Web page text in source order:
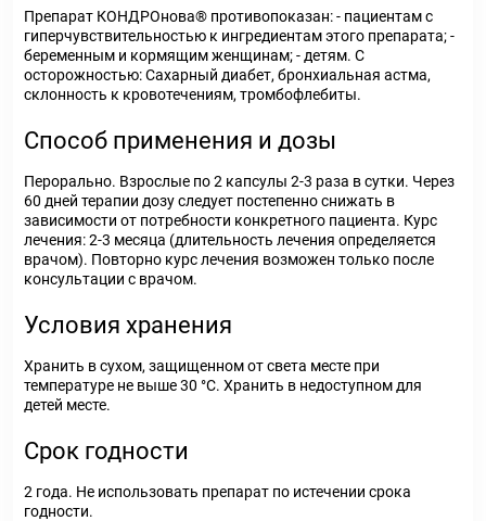
Препарат КОНДРОнова® противопоказан: - пациентам с
гиперчувствительностью к ингредиентам этого препарата; -
беременным и кормящим женщинам; - детям. С
осторожностью: Сахарный диабет, бронхиальная астма,
склонность к кровотечениям, тромбофлебиты.
Способ применения и дозы
Перорально. Взрослые по 2 капсулы 2-3 раза в сутки. Через
60 дней терапии дозу следует постепенно снижать в
зависимости от потребности конкретного пациента. Курс
лечения: 2-3 месяца (длительность лечения определяется
врачом). Повторно курс лечения возможен только после
консультации с врачом.
Условия хранения
Хранить в сухом, защищенном от света месте при
температуре не выше 30 °С. Хранить в недоступном для
детей месте.
Срок годности
2 года. Не использовать препарат по истечении срока
годности.